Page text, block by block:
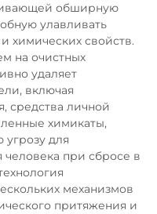
обширную
улавливать
химических свойств.
на очистных
удаляет
включая
средства личной
химикаты,
для
при сбросе в
механизмов
притяжения и